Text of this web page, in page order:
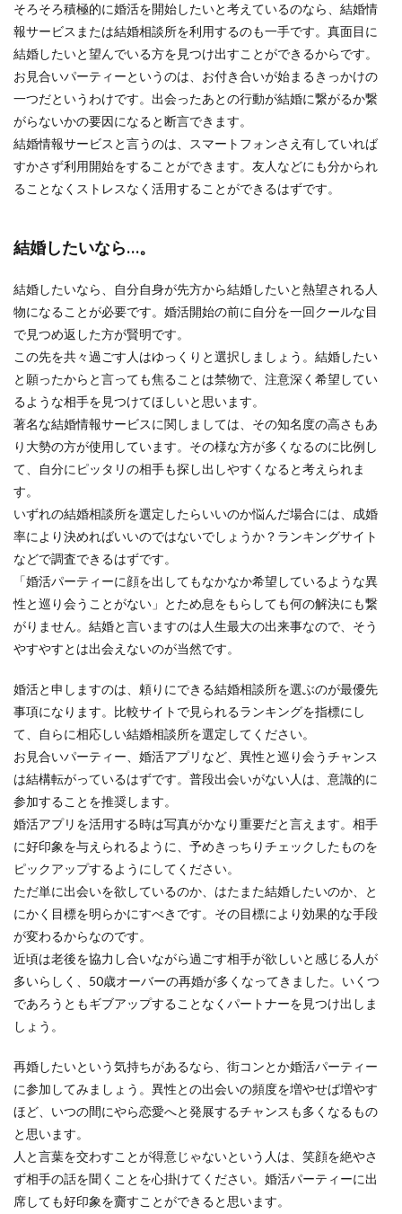
そろそろ積極的に婚活を開始したいと考えているのなら、結婚情
報サービスまたは結婚相談所を利用するのも一手です。真面目に
結婚したいと望んでいる方を見つけ出すことができるからです。
お見合いパーティーというのは、お付き合いが始まるきっかけの
一つだというわけです。出会ったあとの行動が結婚に繋がるか繋
がらないかの要因になると断言できます。
結婚情報サービスと言うのは、スマートフォンさえ有していれば
すかさず利用開始をすることができます。友人などにも分かられ
ることなくストレスなく活用することができるはずです。
結婚したいなら…。
結婚したいなら、自分自身が先方から結婚したいと熱望される人
物になることが必要です。婚活開始の前に自分を一回クールな目
で見つめ返した方が賢明です。
この先を共々過ごす人はゆっくりと選択しましょう。結婚したい
と願ったからと言っても焦ることは禁物で、注意深く希望してい
るような相手を見つけてほしいと思います。
著名な結婚情報サービスに関しましては、その知名度の高さもあ
り大勢の方が使用しています。その様な方が多くなるのに比例し
て、自分にピッタリの相手も探し出しやすくなると考えられま
す。
いずれの結婚相談所を選定したらいいのか悩んだ場合には、成婚
率により決めればいいのではないでしょうか？ランキングサイト
などで調査できるはずです。
「婚活パーティーに顔を出してもなかなか希望しているような異
性と巡り会うことがない」とため息をもらしても何の解決にも繋
がりません。結婚と言いますのは人生最大の出来事なので、そう
やすやすとは出会えないのが当然です。
婚活と申しますのは、頼りにできる結婚相談所を選ぶのが最優先
事項になります。比較サイトで見られるランキングを指標にし
て、自らに相応しい結婚相談所を選定してください。
お見合いパーティー、婚活アプリなど、異性と巡り会うチャンス
は結構転がっているはずです。普段出会いがない人は、意識的に
参加することを推奨します。
婚活アプリを活用する時は写真がかなり重要だと言えます。相手
に好印象を与えられるように、予めきっちりチェックしたものを
ピックアップするようにしてください。
ただ単に出会いを欲しているのか、はたまた結婚したいのか、と
にかく目標を明らかにすべきです。その目標により効果的な手段
が変わるからなのです。
近頃は老後を協力し合いながら過ごす相手が欲しいと感じる人が
多いらしく、50歳オーバーの再婚が多くなってきました。いくつ
であろうともギブアップすることなくパートナーを見つけ出しま
しょう。
再婚したいという気持ちがあるなら、街コンとか婚活パーティー
に参加してみましょう。異性との出会いの頻度を増やせば増やす
ほど、いつの間にやら恋愛へと発展するチャンスも多くなるもの
と思います。
人と言葉を交わすことが得意じゃないという人は、笑顔を絶やさ
ず相手の話を聞くことを心掛けてください。婚活パーティーに出
席しても好印象を齎すことができると思います。